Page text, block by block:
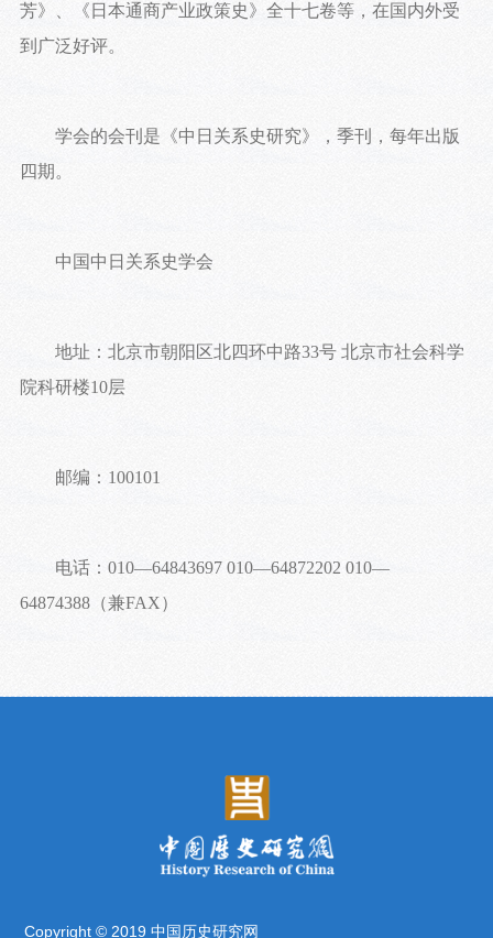
芳》、《日本通商产业政策史》全十七卷等，在国内外受
到广泛好评。
学会的会刊是《中日关系史研究》，季刊，每年出版
四期。
中国中日关系史学会
地址：北京市朝阳区北四环中路33号 北京市社会科学
院科研楼10层
邮编：100101
电话：010—64843697 010—64872202 010—
64874388（兼FAX）
Copyright © 2019 中国历史研究网